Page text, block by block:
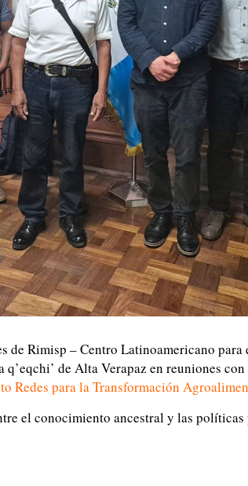
Rimisp – Centro Latinoamericano
de Alta Verapaz en reuniones
Redes para la Transformación
el conocimiento ancestral y las